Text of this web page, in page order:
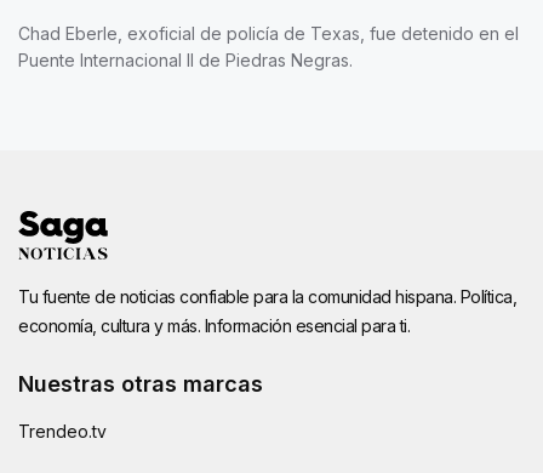
Chad Eberle, exoficial de policía de Texas, fue detenido en el
Puente Internacional II de Piedras Negras.
Tu fuente de noticias confiable para la comunidad hispana. Política,
economía, cultura y más. Información esencial para ti.
Nuestras otras marcas
Trendeo.tv